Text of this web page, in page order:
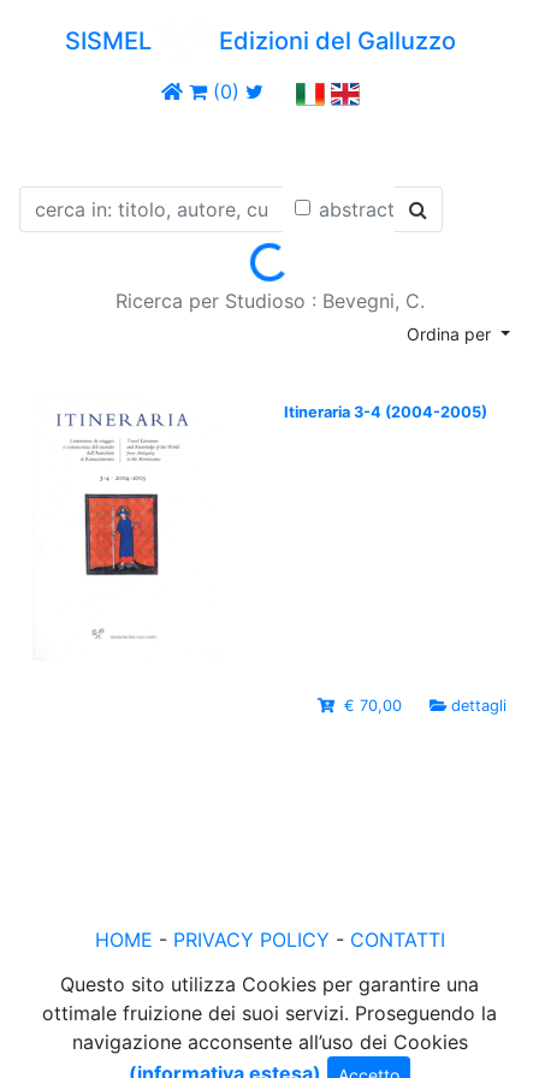
SISMEL Edizioni del Galluzzo
(0)
abstract
Loading...
Ricerca per Studioso : Bevegni, C.
Ordina per
Itineraria 3-4 (2004-2005)
€ 70,00 dettagli
HOME - PRIVACY POLICY - CONTATTI
Questo sito utilizza Cookies per garantire una
ottimale fruizione dei suoi servizi. Proseguendo la
navigazione acconsente all’uso dei Cookies
(informativa estesa)